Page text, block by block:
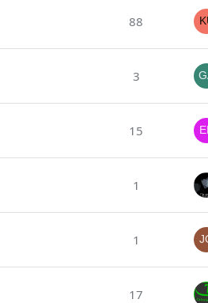
88
3
15
1
1
17